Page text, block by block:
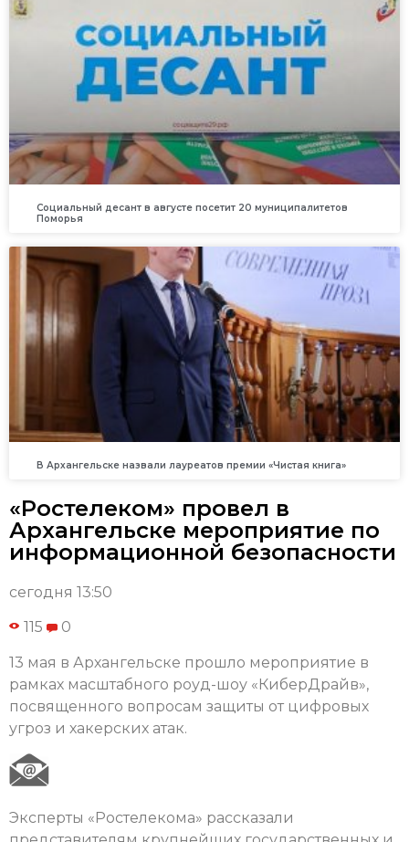
Социальный десант в августе посетит 20 муниципалитетов
Поморья
В Архангельске назвали лауреатов премии «Чистая книга»
«Ростелеком» провел в
Архангельске мероприятие по
информационной безопасности
сегодня 13:50
115 0
13 мая в Архангельске прошло мероприятие в
рамках масштабного роуд-шоу «КиберДрайв»,
посвященного вопросам защиты от цифровых
угроз и хакерских атак.
Эксперты «Ростелекома» рассказали